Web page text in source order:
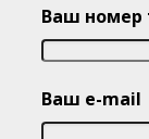
Ваш номер
Ваш e-mail